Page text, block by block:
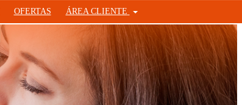
OFERTAS ÁREA CLIENTE